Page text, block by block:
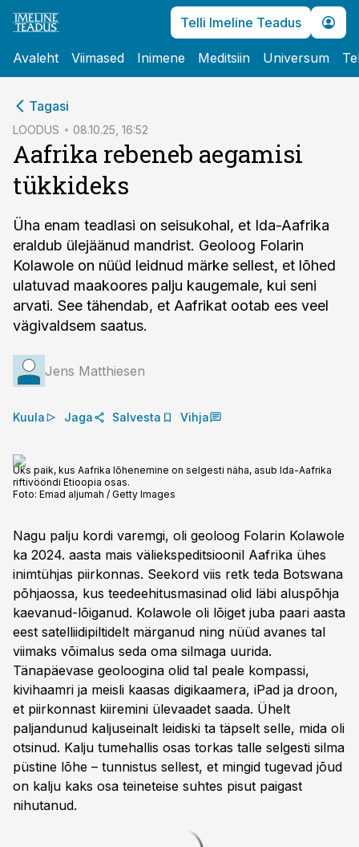
Telli Imeline Teadus
Avaleht Viimased Inimene Meditsiin Universum
Tagasi
LOODUS 08.10.25, 16:52
Aafrika rebeneb aegamisi
tükkideks
Üha enam teadlasi on seisukohal, et Ida-Aafrika
eraldub ülejäänud mandrist. Geoloog Folarin
Kolawole on nüüd leidnud märke sellest, et lõhed
ulatuvad maakoores palju kaugemale, kui seni
arvati. See tähendab, et Aafrikat ootab ees veel
vägivaldsem saatus.
Jens Matthiesen
Kuula Jaga Salvesta Vihja
Üks paik, kus Aafrika lõhenemine on selgesti näha, asub Ida-Aafrika
riftivööndi Etioopia osas.
Foto: Emad aljumah / Getty Images
Nagu palju kordi varemgi, oli geoloog Folarin Kolawole
ka 2024. aasta mais väli­ekspeditsioonil Aafrika ühes
inimtühjas piir­konnas. Seekord viis retk teda Botswana
põhjaossa, kus teedeehitusmasinad olid läbi aluspõhja
kaevanud-lõiganud. Kolawole oli lõiget juba paari aasta
eest satelliidipiltidelt märganud ning nüüd avanes tal
viimaks võimalus seda oma silmaga uurida.
Tänapäevase geoloogina olid tal peale kompassi,
kivihaamri ja meisli kaasas digikaamera, iPad ja droon,
et piirkonnast kiiremini ülevaadet saada. Ühelt
paljandunud kaljuseinalt leidiski ta täpselt selle, mida oli
otsinud. Kalju tumehallis osas torkas talle selgesti silma
püstine lõhe – tunnistus sellest, et mingid tugevad jõud
on kalju kaks osa teineteise suhtes pisut paigast
nihutanud.